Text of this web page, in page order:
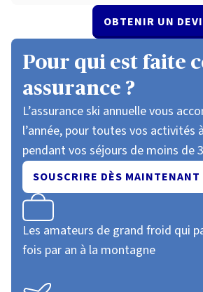
OBTENIR UN
Pour qui est faite
assurance ?
L’assurance ski annuelle vous
l’année, pour toutes vos activités
pendant vos séjours de moins de
SOUSCRIRE DÈS MAINTENANT
Les amateurs de grand froid qui
fois par an à la montagne